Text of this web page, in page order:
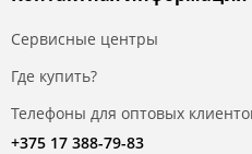
Сервисные центры
Где купить?
Телефоны для оптовых
+375 17 388-79-83